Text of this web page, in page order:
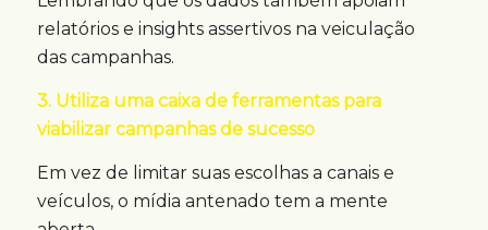
relatórios e insights assertivos na veiculação
das campanhas.
3. Utiliza uma caixa de ferramentas para
viabilizar campanhas de sucesso
Em vez de limitar suas escolhas a canais e
veículos, o mídia antenado tem a mente